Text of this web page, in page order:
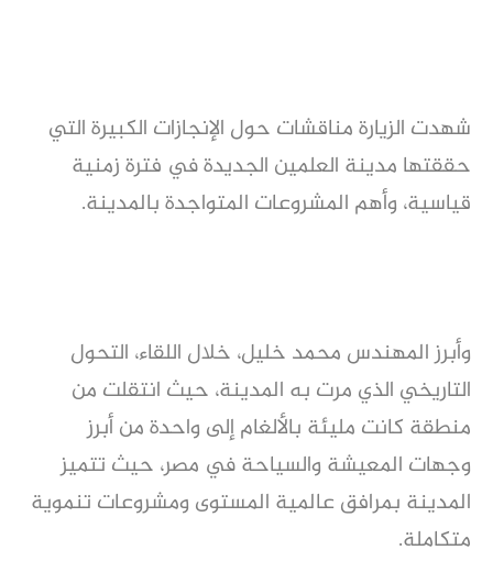
شهدت الزيارة مناقشات حول الإنجازات الكبيرة التي
حققتها مدينة العلمين الجديدة في فترة زمنية
قياسية، وأهم المشروعات المتواجدة بالمدينة.
وأبرز المهندس محمد خليل، خلال اللقاء، التحول
التاريخي الذي مرت به المدينة، حيث انتقلت من
منطقة كانت مليئة بالألغام إلى واحدة من أبرز
وجهات المعيشة والسياحة في مصر، حيث تتميز
المدينة بمرافق عالمية المستوى ومشروعات تنموية
متكاملة.